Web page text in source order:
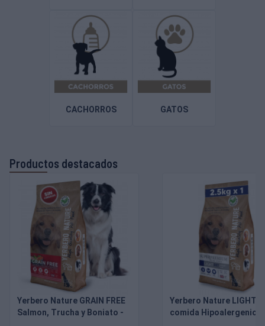
CACHORROS GATOS
Productos destacados
Yerbero Nature GRAIN FREE
Salmon, Trucha y Boniato -
Yerbero Nature LIGHT
comida Hipoalergenica